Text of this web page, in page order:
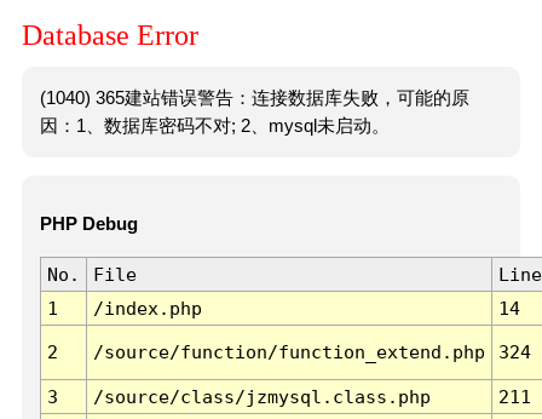
Database Error
(1040) 365建站错误警告：连接数据库失败，可能的原
因：1、数据库密码不对; 2、mysql未启动。
PHP Debug
No. File
Line
1
/index.php 14
2 /source/function/function_extend.php 324
3 /source/class/jzmysql.class.php
211